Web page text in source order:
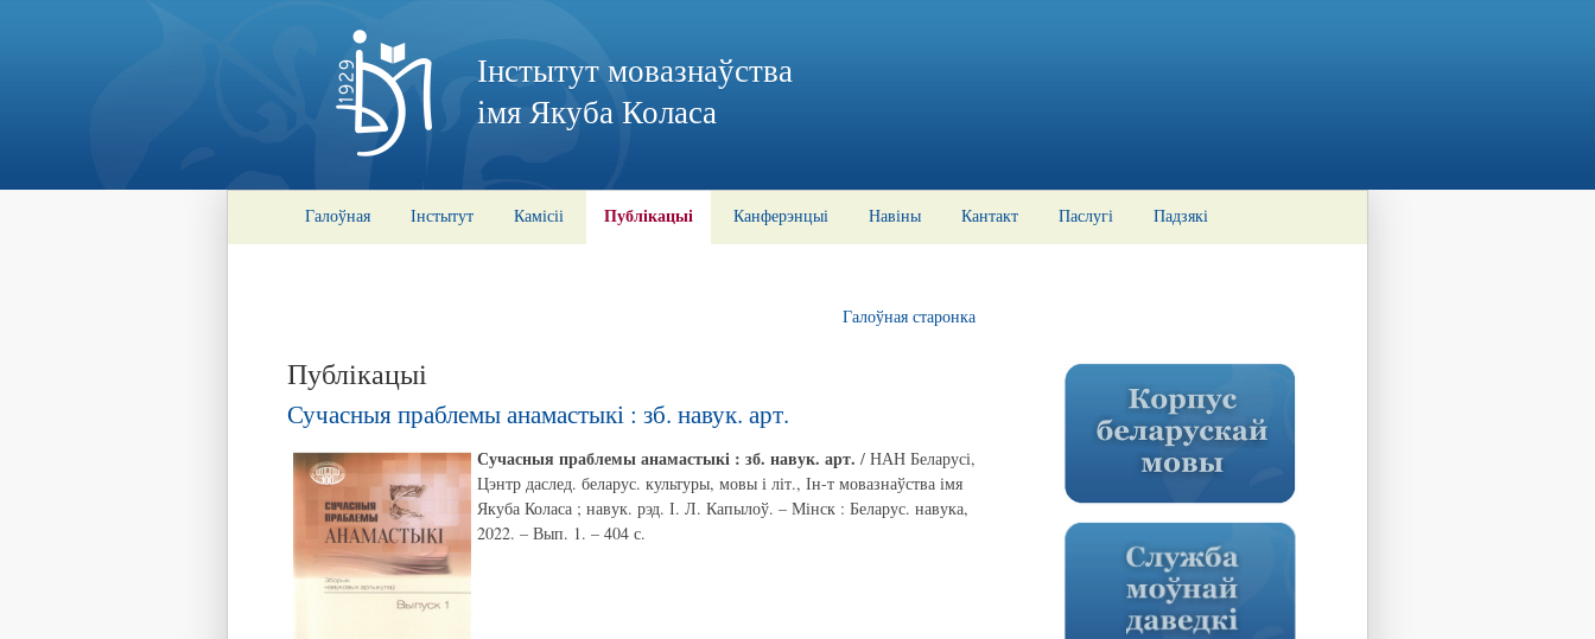
Інстытут мовазнаўства
імя Якуба Коласа
Галоўная Інстытут Камісіі Публікацыі Канферэнцыі Навіны Кантакт Паслугі Падзякі
Галоўная старонка
Публікацыі
Сучасныя праблемы анамастыкі : зб. навук. арт.
Сучасныя праблемы анамастыкі : зб. навук. арт. / НАН Беларусі,
Цэнтр даслед. беларус. культуры, мовы і літ., Ін-т мовазнаўства імя
Якуба Коласа ; навук. рэд. І. Л. Капылоў. – Мінск : Беларус. навука,
2022. – Вып. 1. – 404 с.